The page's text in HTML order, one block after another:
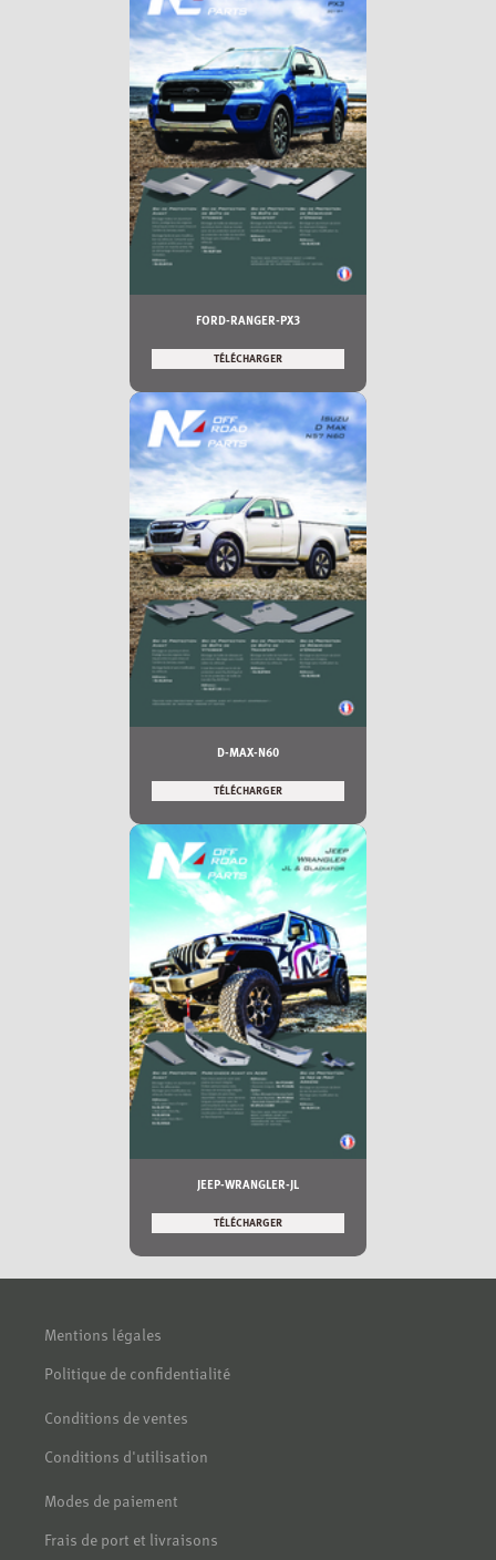
FORD-RANGER-PX3
TÉLÉCHARGER
D-MAX-N60
TÉLÉCHARGER
JEEP-WRANGLER-JL
TÉLÉCHARGER
Mentions légales
Politique de confidentialité
Conditions de ventes
Conditions d'utilisation
Modes de paiement
Frais de port et livraisons